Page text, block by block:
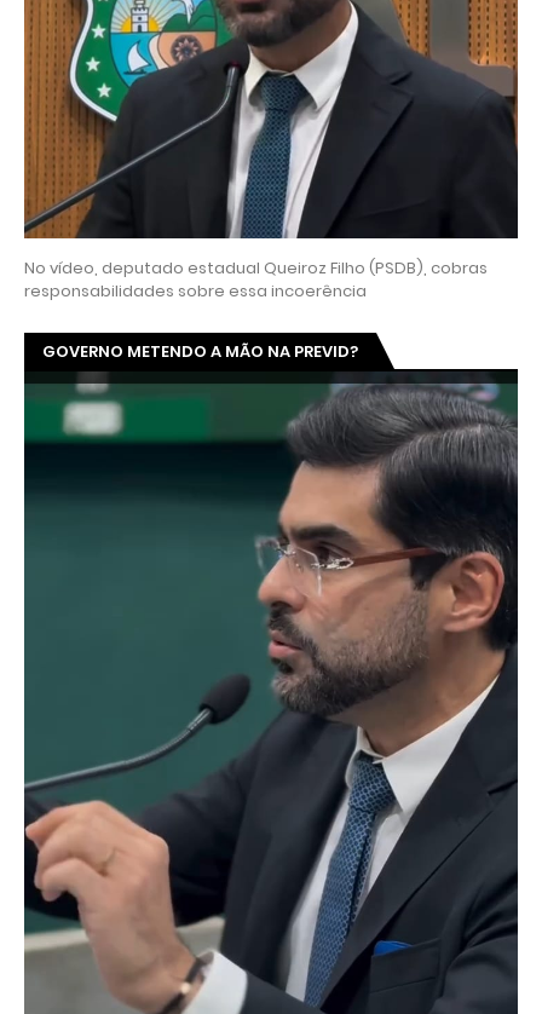
No vídeo, deputado estadual Queiroz Filho (PSDB), cobras
responsabilidades sobre essa incoerência
GOVERNO METENDO A MÃO NA PREVID?